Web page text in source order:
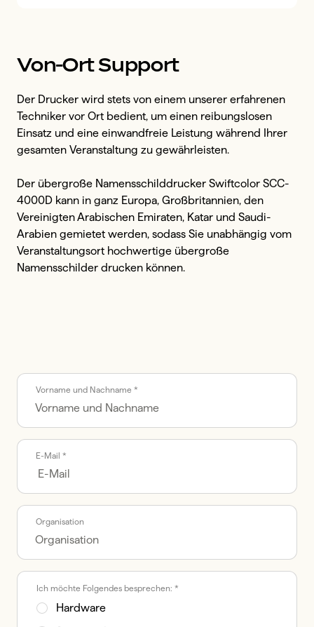
Von-Ort Support
Der Drucker wird stets von einem unserer erfahrenen
Techniker vor Ort bedient, um einen reibungslosen
Einsatz und eine einwandfreie Leistung während Ihrer
gesamten Veranstaltung zu gewährleisten.
Der übergroße Namensschilddrucker Swiftcolor SCC-
4000D kann in ganz Europa, Großbritannien, den
Vereinigten Arabischen Emiraten, Katar und Saudi-
Arabien gemietet werden, sodass Sie unabhängig vom
Veranstaltungsort hochwertige übergroße
Namensschilder drucken können.
Call me back by fax
Vorname und Nachname *
E-Mail *
Organisation
Ich möchte Folgendes besprechen: *
Hardware